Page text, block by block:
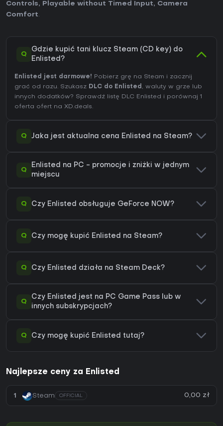
Controls, Playable without Timed Input, Camera
Comfort.
Q
Gdzie kupić tani klucz Steam (CD key) do
Enlisted?
Enlisted jest darmowe! Pobierz grę na Steam i zacznij
grać od razu. Szukasz DLC do Enlisted , waluty w grze lub
innych dodatków? Sprawdź listę DLC Enlisted i porównaj 1
oferta ofert na XD.deals.
Q Jaka jest aktualna cena Enlisted na Steam?
Q
Enlisted na PC - promocje i zniżki w jednym
miejscu
Q Czy Enlisted obsługuje GeForce NOW?
Q Czy mogę kupić Enlisted na Steam?
Q Czy Enlisted działa na Steam Deck?
Q
Czy Enlisted jest na PC Game Pass lub w
innych subskrypcjach?
Q Czy mogę kupić Enlisted tutaj?
Najlepsze ceny za Enlisted
1 Steam OFFICIAL 0,00 zł